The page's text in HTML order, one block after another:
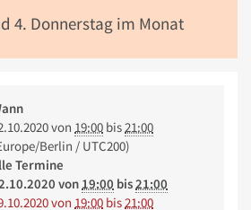
4. Donnerstag im Monat
von 19:00 bis21:00
Berlin / UTC200)
Termine
von 19:00 bis21:00
von 19:00 bis21:00